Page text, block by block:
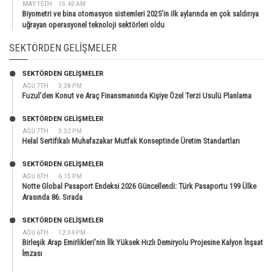
MAY 15TH 10:40 AM
Biyometri ve bina otomasyon sistemleri 2025’in ilk aylarında en çok saldırıya
uğrayan operasyonel teknoloji sektörleri oldu
SEKTÖRDEN GELIŞMELER
AĞU 7TH 3:38 PM
SEKTÖRDEN GELIŞMELER
Fuzul’den Konut ve Araç Finansmanında Kişiye Özel Terzi Usulü Planlama
AĞU 7TH 3:32 PM
SEKTÖRDEN GELIŞMELER
Helal Sertifikalı Muhafazakar Mutfak Konseptinde Üretim Standartları
AĞU 6TH 6:15 PM
SEKTÖRDEN GELIŞMELER
Notte Global Pasaport Endeksi 2026 Güncellendi: Türk Pasaportu 199 Ülke
Arasında 86. Sırada
AĞU 6TH 12:34 PM
SEKTÖRDEN GELIŞMELER
Birleşik Arap Emirlikleri’nin İlk Yüksek Hızlı Demiryolu Projesine Kalyon İnşaat
İmzası